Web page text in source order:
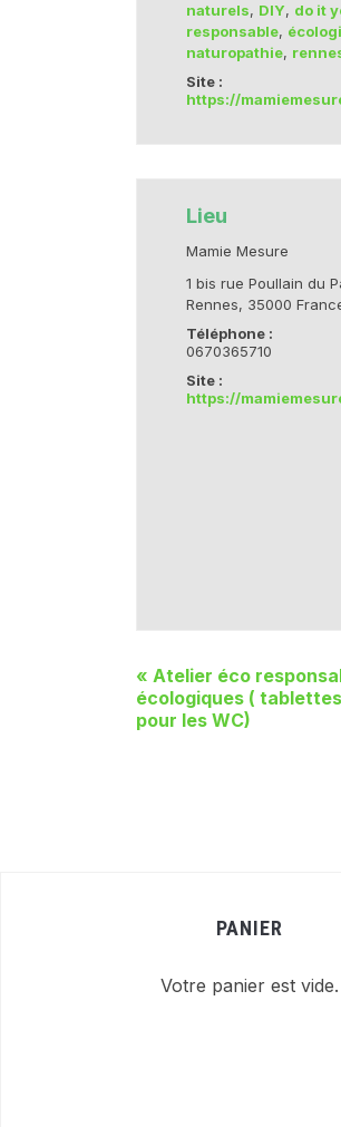
naturels, DIY, do it
responsable,
naturopathie,
Site :
https://
Lieu
Mamie Mesure
1 bis rue Poullain du
Rennes, 35000
Téléphone :
0670365710
Site :
https://
« Atelier éco
écologiques (
pour les WC)
PANIER
Votre panier est vide.